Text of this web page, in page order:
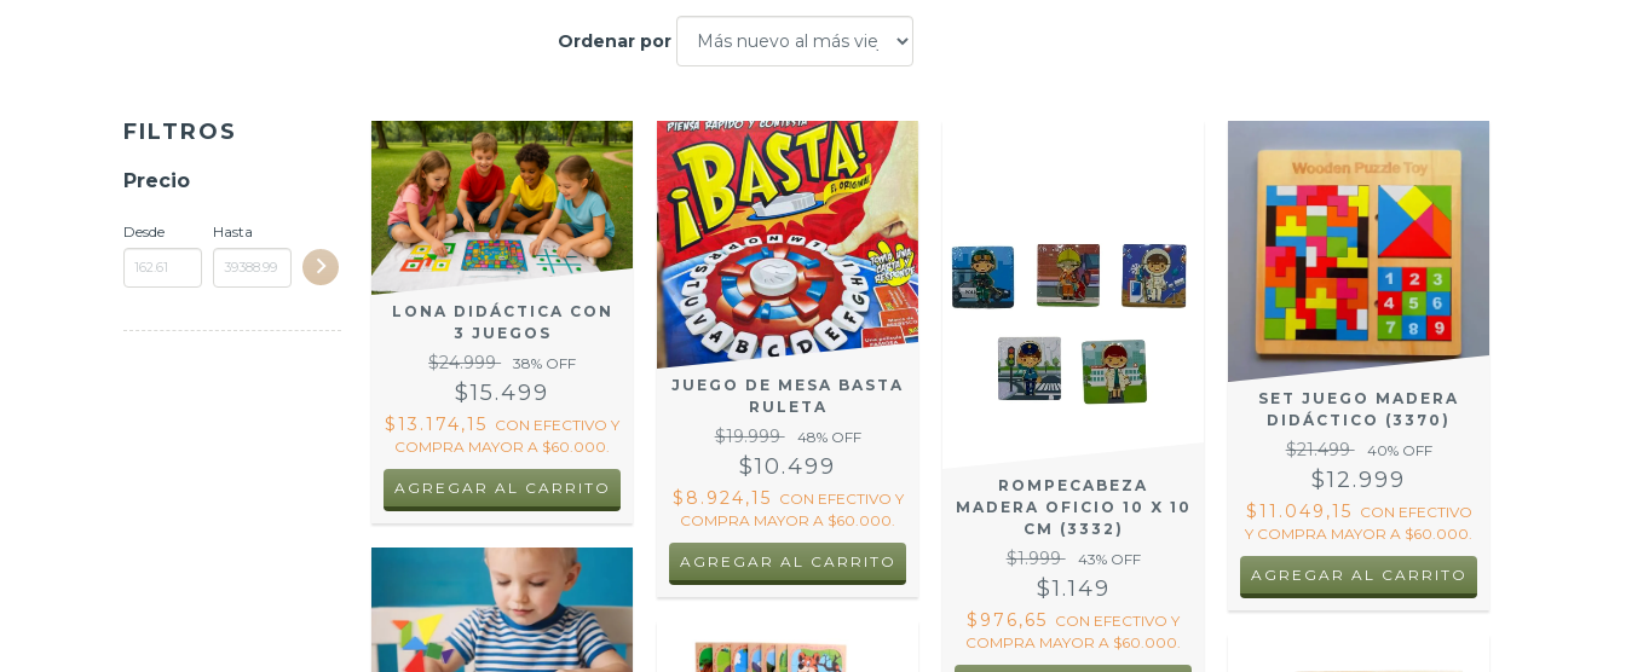
Ordenar por
FILTROS
Precio
Desde Hasta
LONA DIDÁCTICA CON
3 JUEGOS
$24.999 38% OFF
$15.499
$13.174,15 CON EFECTIVO Y
COMPRA MAYOR A $60.000.
JUEGO DE MESA BASTA
RULETA
$19.999 48% OFF
$10.499
$8.924,15 CON EFECTIVO Y
COMPRA MAYOR A $60.000.
ROMPECABEZA
MADERA OFICIO 10 X 10
CM (3332)
$1.999 43% OFF
$1.149
$976,65 CON EFECTIVO Y
COMPRA MAYOR A $60.000.
SET JUEGO MADERA
DIDÁCTICO (3370)
$21.499 40% OFF
$12.999
$11.049,15 CON EFECTIVO
Y COMPRA MAYOR A $60.000.